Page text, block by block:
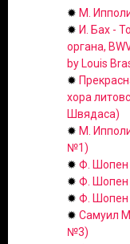
✹ М.
✹ И. Бах -
органа,
by Louis
✹
хора
Швядаса)
✹ М.
№1)
✹ Ф. Шопен
✹ Ф. Шопен
✹ Ф. Шопен
✹ Самуил
№3)